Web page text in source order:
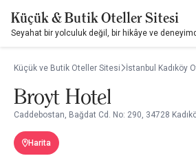
Küçük & Butik Oteller Sitesi
Seyahat bir yolculuk değil, bir hikâye ve
Küçük ve Butik Oteller Sitesi İstanbul Kadıköy
Broyt Hotel
Caddebostan, Bağdat Cd. No: 290, 34728
Harita